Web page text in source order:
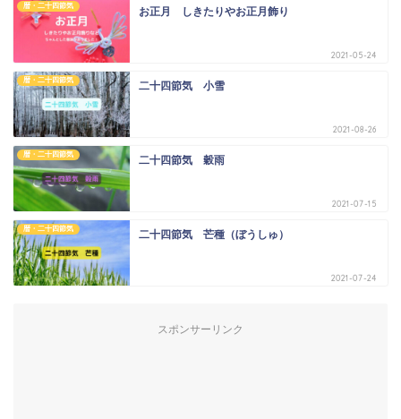
暦・二十四節気 お正月 しきたりやお正月飾り
2021-05-24
暦・二十四節気 二十四節気 小雪
2021-08-26
暦・二十四節気 二十四節気 穀雨
2021-07-15
暦・二十四節気 二十四節気 芒種（ぼうしゅ）
2021-07-24
スポンサーリンク